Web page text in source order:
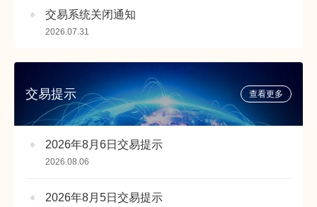
交易系统关闭通知
2026.07.31
交易提示 查看更多
2026年8月6日交易提示
2026.08.06
2026年8月5日交易提示